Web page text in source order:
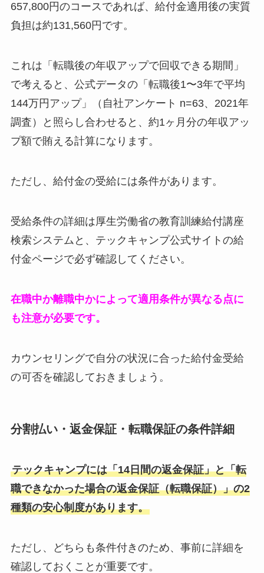
657,800円のコースであれば、給付金適用後の実質
負担は約131,560円です。
これは「転職後の年収アップで回収できる期間」
で考えると、公式データの「転職後1〜3年で平均
144万円アップ」（自社アンケート n=63、2021年
調査）と照らし合わせると、約1ヶ月分の年収アッ
プ額で賄える計算になります。
ただし、給付金の受給には条件があります。
受給条件の詳細は厚生労働省の教育訓練給付講座
検索システムと、テックキャンプ公式サイトの給
付金ページで必ず確認してください。
在職中か離職中かによって適用条件が異なる点に
も注意が必要です。
カウンセリングで自分の状況に合った給付金受給
の可否を確認しておきましょう。
分割払い・返金保証・転職保証の条件詳細
テックキャンプには「14日間の返金保証」と「転
職できなかった場合の返金保証（転職保証）」の2
種類の安心制度があります。
ただし、どちらも条件付きのため、事前に詳細を
確認しておくことが重要です。